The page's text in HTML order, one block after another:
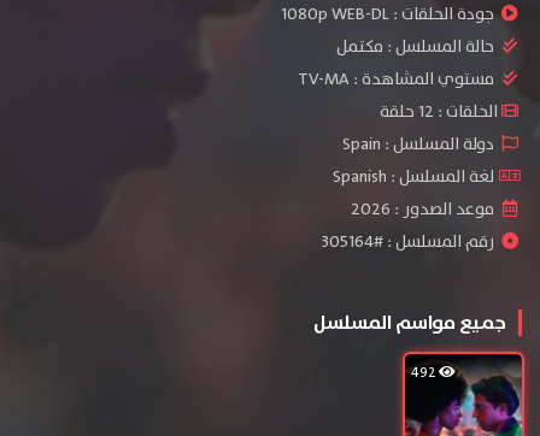
جودة الحلقات :1080p WEB-DL
حالة المسلسل : مكتمل
مستوي المشاهدة :TV-MA
الحلقات : 12 حلقة
دولة المسلسل : Spain
لغة المسلسل : Spanish
موعد الصدور : 2026
رقم المسلسل : #305164
جميع مواسم المسلسل